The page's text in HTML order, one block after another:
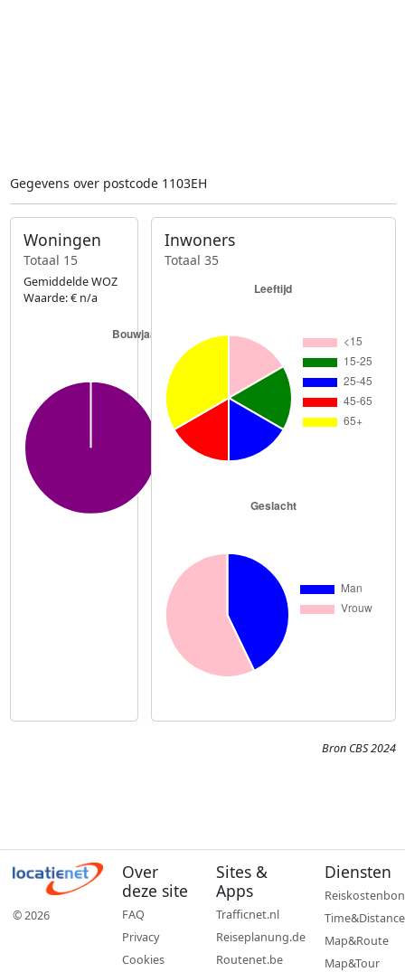
Gegevens over postcode 1103EH
Woningen
Totaal 15
Gemiddelde WOZ
Waarde: € n/a
Inwoners
Totaal 35
Bron CBS 2024
© 2026
Over
deze site
FAQ
Privacy
Cookies
Sites &
Apps
Trafficnet.nl
Reiseplanung.de
Routenet.be
Diensten
Reiskostenbon
Time&Distance
Map&Route
Map&Tour